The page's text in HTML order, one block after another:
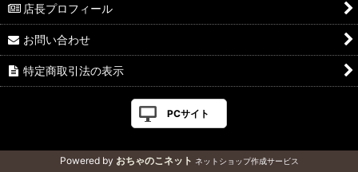
店長プロフィール
お問い合わせ
特定商取引法の表示
PCサイト
Powered by おちゃのこネット ネットショップ作成サービス